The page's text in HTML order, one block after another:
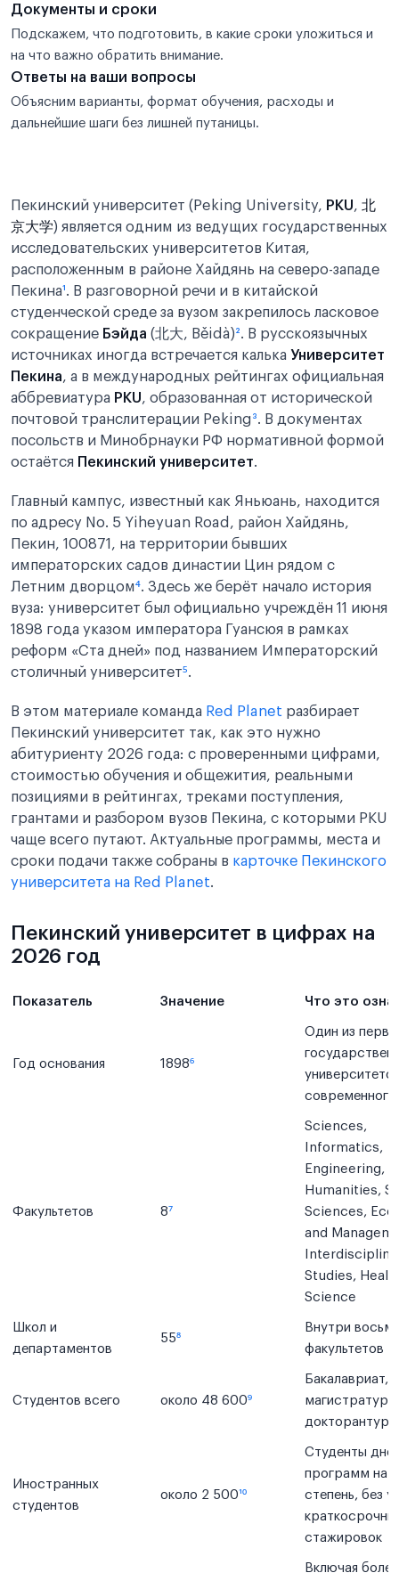
Документы и сроки
Подскажем, что подготовить, в какие сроки уложиться и
на что важно обратить внимание.
Ответы на ваши вопросы
Объясним варианты, формат обучения, расходы и
дальнейшие шаги без лишней путаницы.
Пекинский университет (Peking University, PKU, 北
京大学) является одним из ведущих государственных
исследовательских университетов Китая,
расположенным в районе Хайдянь на северо-западе
Пекина¹. В разговорной речи и в китайской
студенческой среде за вузом закрепилось ласковое
сокращение Бэйда (北大, Běidà)². В русскоязычных
источниках иногда встречается калька Университет
Пекина, а в международных рейтингах официальная
аббревиатура PKU, образованная от исторической
почтовой транслитерации Peking³. В документах
посольств и Минобрнауки РФ нормативной формой
остаётся Пекинский университет.
Главный кампус, известный как Яньюань, находится
по адресу No. 5 Yiheyuan Road, район Хайдянь,
Пекин, 100871, на территории бывших
императорских садов династии Цин рядом с
Летним дворцом⁴. Здесь же берёт начало история
вуза: университет был официально учреждён 11 июня
1898 года указом императора Гуансюя в рамках
реформ «Ста дней» под названием Императорский
столичный университет⁵.
В этом материале команда Red Planet разбирает
Пекинский университет так, как это нужно
абитуриенту 2026 года: с проверенными цифрами,
стоимостью обучения и общежития, реальными
позициями в рейтингах, треками поступления,
грантами и разбором вузов Пекина, с которыми PKU
чаще всего путают. Актуальные программы, места и
сроки подачи также собраны в карточке Пекинского
университета на Red Planet.
Пекинский университет в цифрах на
2026 год
Показатель Значение Что это
Год основания 1898⁶
Один из
современного
Факультетов 8⁷
Sciences,
Informatics,
Engineering,
Humanities,
Sciences,
and
Studies,
Science
Школ и
департаментов
55⁸
Внутри
факультетов
Студентов всего около 48 600⁹
Бакалавриат,
магистратура,
докторантура
Иностранных
студентов
около 2 500¹⁰
Студенты
программ на
степень, без
стажировок
Включая